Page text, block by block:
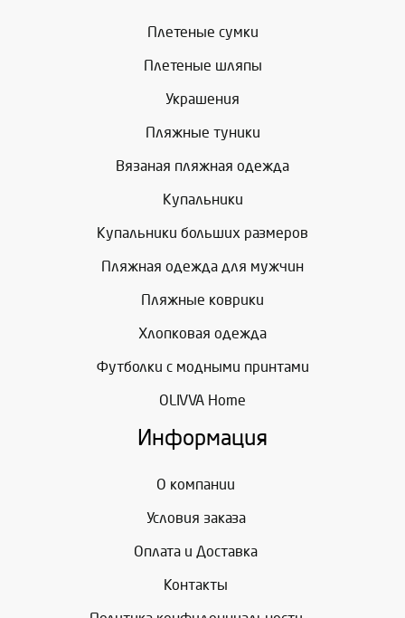
Плетеные сумки
Плетеные шляпы
Украшения
Пляжные туники
Вязаная пляжная одежда
Купальники
Купальники больших размеров
Пляжная одежда для мужчин
Пляжные коврики
Хлопковая одежда
Футболки с модными принтами
OLIVVA Home
Информация
О компании
Условия заказа
Оплата и Доставка
Контакты